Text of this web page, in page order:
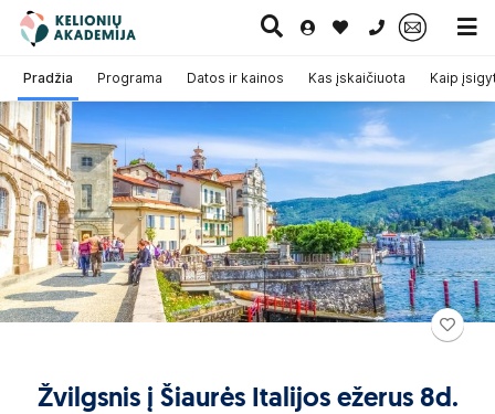
0 700 11007
Paskutinė
minutė
Pažintinės
kelionės
Egzotinės
Kruizai
Žvilgsnis į Šiaurės Italijos ežerus 8d.
Pradžia Programa Datos ir kainos Kas įskaičiuota Kaip